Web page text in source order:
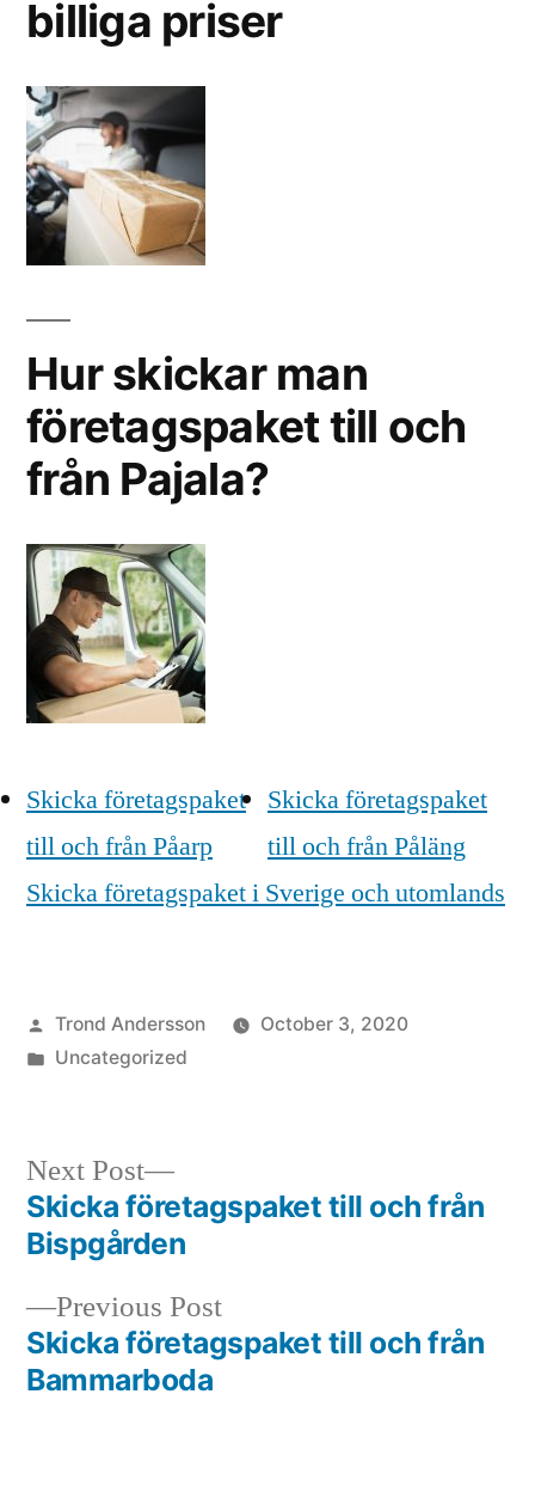
billiga priser
Hur skickar man
företagspaket till och
från Pajala?
Skicka företagspaket
till och från Påarp
Skicka företagspaket
till och från Påläng
Skicka företagspaket i Sverige och utomlands
Posted
by
Trond Andersson
October 3, 2020
Posted
Uncategorized
Post
navigation
Previous PostPrevious
post:
Skicka företagspaket till och från
Bammarboda
Next Post
Next
post:
Skicka företagspaket till och från
Bispgården